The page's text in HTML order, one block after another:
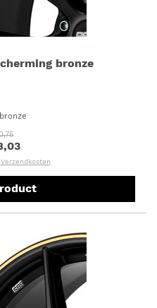
bronze
bronze
Verzendkosten